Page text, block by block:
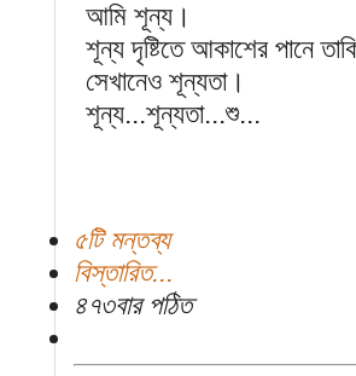
আমি শূন্য।
শূন্য দৃষ্টিতে আকাশের পানে
সেখানেও শূন্যতা।
শূন্য...শূন্যতা...শু...
৫টি মন্তব্য
বিস্তারিত...
৪৭৩বার পঠিত